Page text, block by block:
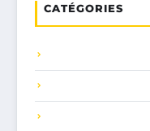
CATÉGORIES